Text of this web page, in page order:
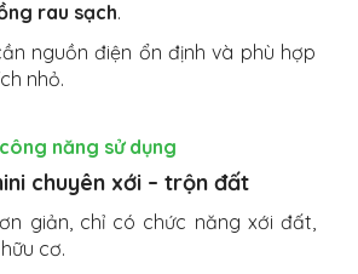
rau sạch.
nguồn điện ổn định và phù hợp
nhỏ.
năng sử dụng
chuyên xới – trộn đất
giản, chỉ có chức năng xới đất,
cơ.